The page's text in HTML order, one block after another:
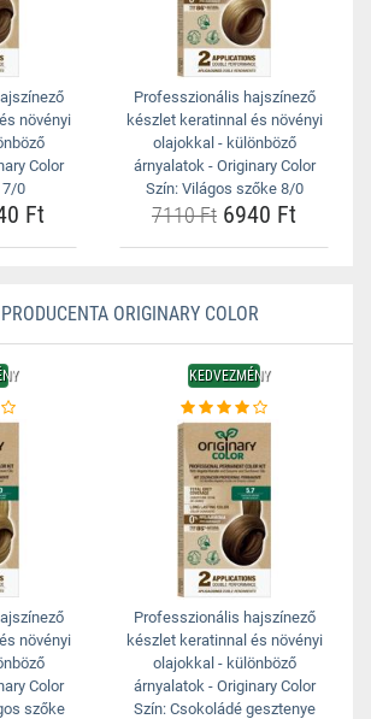
növényi
Color
7/0
Ft
Professzionális hajszínező
készlet keratinnal és növényi
olajokkal - különböző
árnyalatok - Originary Color
Szín: Világos szőke 8/0
7110 Ft 6940 Ft
ORIGINARY COLOR
növényi
Color
szőke
KEDVEZMÉNY
Professzionális hajszínező
készlet keratinnal és növényi
olajokkal - különböző
árnyalatok - Originary Color
Szín: Csokoládé gesztenye